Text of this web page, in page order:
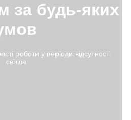
за будь-яких
роботи у періоди відсутності
світла